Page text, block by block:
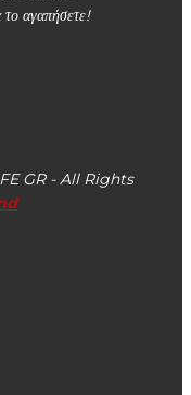
το αγαπήσετε!
GR - All Rights